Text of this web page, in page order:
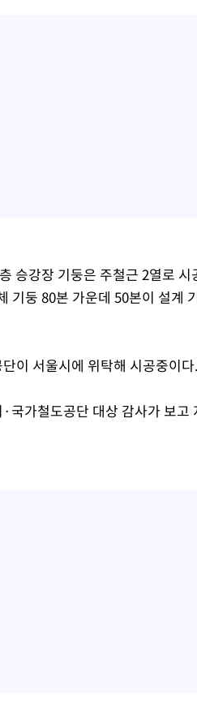
승강장 기둥은 주철근 2열로
기둥 80본 가운데 50본이 설계
이 서울시에 위탁해 시공중이다.
국가철도공단 대상 감사가 보고